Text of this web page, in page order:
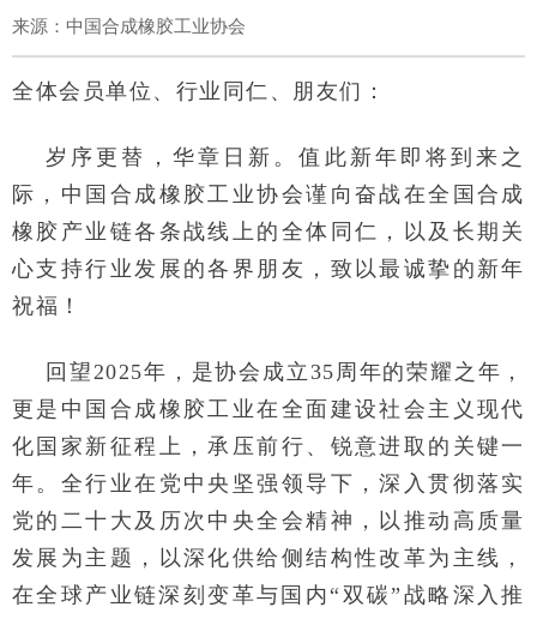
全体会员单位、行业同仁、朋友们：
岁序更替，华章日新。值此新年即将到来之
际，中国合成橡胶工业协会谨向奋战在全国合成
橡胶产业链各条战线上的全体同仁，以及长期关
心支持行业发展的各界朋友，致以最诚挚的新年
祝福！
回望2025年，是协会成立35周年的荣耀之年，
更是中国合成橡胶工业在全面建设社会主义现代
化国家新征程上，承压前行、锐意进取的关键一
年。全行业在党中央坚强领导下，深入贯彻落实
党的二十大及历次中央全会精神，以推动高质量
发展为主题，以深化供给侧结构性改革为主线，
在全球产业链深刻变革与国内“双碳”战略深入推
来源：中国合成橡胶工业协会